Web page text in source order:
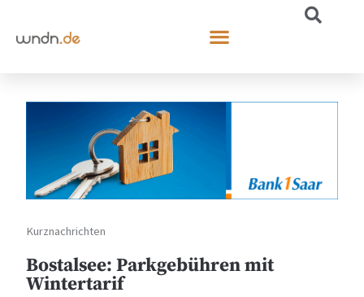
Kurznachrichten
Bostalsee: Parkgebühren mit
Wintertarif